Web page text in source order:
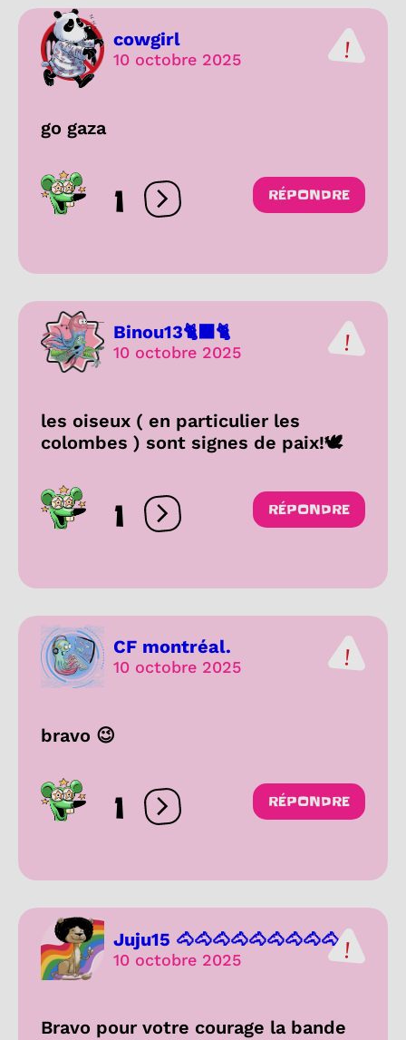
cowgirl
10 octobre 2025
go gaza
1 Ouvrir les réactions
RÉPONDRE
Binou13🐈‍⬛🐈
10 octobre 2025
les oiseux ( en particulier les
colombes ) sont signes de paix!🕊
1 Ouvrir les réactions
RÉPONDRE
CF montréal.
10 octobre 2025
bravo 😉
1 Ouvrir les réactions
RÉPONDRE
Juju15 🐴🐴🐴🐴🐴🐴🐴🐴🐴...
10 octobre 2025
Bravo pour votre courage la bande